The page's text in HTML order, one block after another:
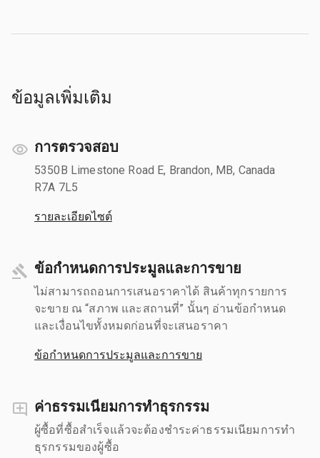
ข้อมูลเพิ่มเติม
การตรวจสอบ
5350B Limestone Road E, Brandon, MB, Canada
R7A 7L5
รายละเอียดไซต์
ข้อกำหนดการประมูลและการขาย
ไม่สามารถถอนการเสนอราคาได้ สินค้าทุกรายการ
จะขาย ณ “สภาพ และสถานที่” นั้นๆ อ่านข้อกำหนด
และเงื่อนไขทั้งหมดก่อนที่จะเสนอราคา
ข้อกำหนดการประมูลและการขาย
ค่าธรรมเนียมการทำธุรกรรม
ผู้ซื้อที่ซื้อสำเร็จแล้วจะต้องชำระค่าธรรมเนียมการทำ
ธุรกรรมของผู้ซื้อ